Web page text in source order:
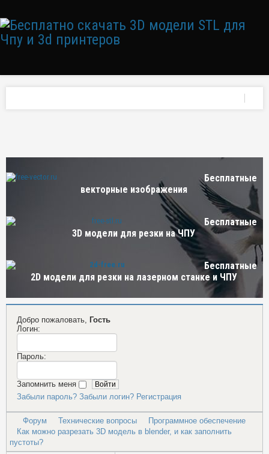
Бесплатные
векторные изображения
Бесплатные
3D модели для резки на ЧПУ
Бесплатные
2D модели для резки на лазерном станке и ЧПУ
Добро пожаловать,
Гость
Логин:
Пароль:
Запомнить меня
Забыли пароль? Забыли логин? Регистрация
Форум Технические вопросы
Программное обеспечение
Как можно разрезать 3D модель в blender, и как заполнить
пустоты?